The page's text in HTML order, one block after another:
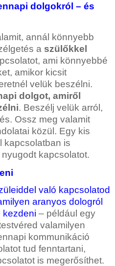
dolgokról – és
annál könnyebb
a szülőkkel
ami könnyebbé
amikor kicsit
velük beszélni.
dolgot, amiről
. Beszélj velük arról,
Ossz meg valamit
közül. Egy kis
kapcsolatban is
kapcsolatot.
való kapcsolatod
aranyos dologról
kezdeni – például egy
valamilyen
kommunikáció
tud fenntartani,
is megerősíthet.